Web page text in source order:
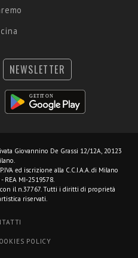
NEWSLETTER
Giovannino De Grassi 12/12A, 20123
ed iscrizione alla C.C.I.A.A. di Milano
REA MI-2519578.
il n.37767. Tutti i diritti di proprietà
riservati.
POLICY